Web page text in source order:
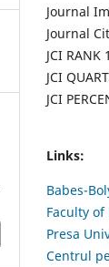
Journal
Journal
JCI RANK
JCI
JCI
Links:
Babes-
Faculty of
Presa
Centrul